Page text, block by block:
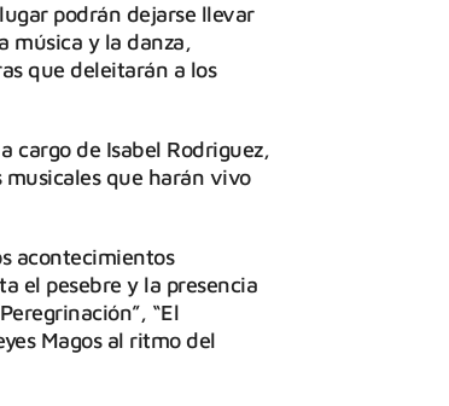
podrán dejarse llevar
música y la danza,
que deleitarán a los
cargo de Isabel Rodriguez,
musicales que harán vivo
acontecimientos
el pesebre y la presencia
“El
Magos al ritmo del